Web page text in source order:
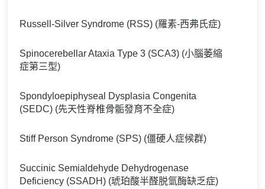
Russell-Silver Syndrome (RSS) (羅素-西弗氏症)
Spinocerebellar Ataxia Type 3 (SCA3) (小腦萎縮
症第三型)
Spondyloepiphyseal Dysplasia Congenita
(SEDC) (先天性脊椎骨骺發育不全症)
Stiff Person Syndrome (SPS) (僵硬人症候群)
Succinic Semialdehyde Dehydrogenase
Deficiency (SSADH) (琥珀酸半醛脱氫酶缺乏症)